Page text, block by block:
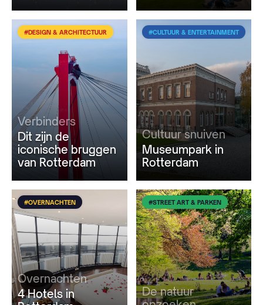
#DESIGN & ARCHITECTUUR
Verbinders
Dit zijn de
iconische bruggen
van Rotterdam
#CULTUUR & ENTERTAINMENT
Cultuur snuiven
Museumpark in
Rotterdam
#OVERNACHTEN
Overnachten
4 Hotels in
#STREET ART & PARKEN
De natuur